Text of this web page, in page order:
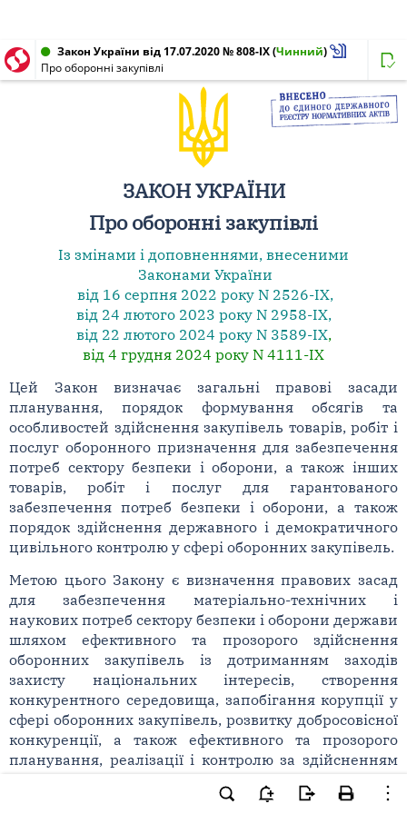
Закон України від 17.07.2020 № 808-IX(Чинний)
Про оборонні закупівлі